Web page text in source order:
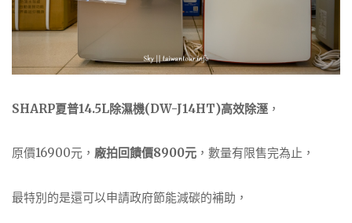
SHARP夏普14.5L除濕機(DW-J14HT)高效除溼 ，
原價16900元， 廠拍回饋價8900元 ，數量有限售完為止，
最特別的是還可以申請政府節能減碳的補助，